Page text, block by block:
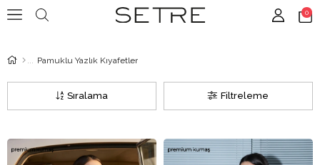
0
Pamuklu Yazlık Kıyafetler
Filtreleme
Sıralama